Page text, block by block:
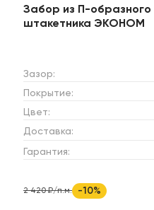
Забор из П-образного
штакетника ЭКОНОМ
Зазор:
Покрытие:
Цвет:
Доставка:
Гарантия:
2 420 ₽/п.м. -10%